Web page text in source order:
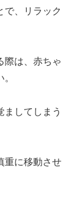
で、リラック
際は、赤ちゃ
ましてしまう
に移動させ